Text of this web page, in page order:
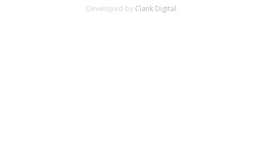
Developed by Clank Digital.